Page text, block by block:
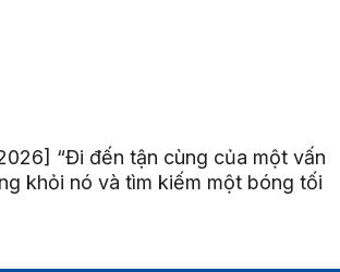
“Đi đến tận cùng của một vấn
khỏi nó và tìm kiếm một bóng tối